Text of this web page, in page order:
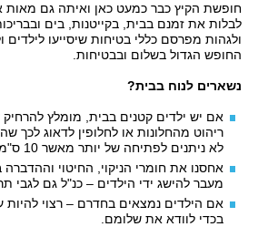
חופשת הקיץ כבר כמעט כאן ואיתה גם מאות
לבלות את זמנם בבית, בקייטנות, בים
ולגהות מפרסם כללי בטיחות שיסייעו לילדים
החופש הגדול בשלום ובבטיחות.
נשארים לנוח בבית?
אם יש ילדים קטנים בבית, מומלץ להרחיק
ריהוט מהחלונות או לחלופין לדאוג לכך
לא ניתנים לפתיחה של יותר מאשר 10 ס"מ.
אחסנו את חומרי הניקוי, החיטוי
מעבר להישג ידי הילדים – כנ"ל גם לגבי
אם הילדים נמצאים בחדרם – רצוי
בכדי לוודא את שלומם.